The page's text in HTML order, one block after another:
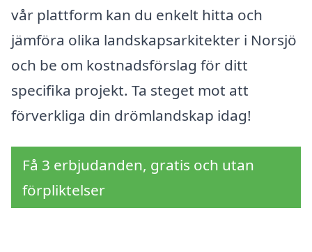
vår plattform kan du enkelt hitta och
jämföra olika landskapsarkitekter i Norsjö
och be om kostnadsförslag för ditt
specifika projekt. Ta steget mot att
förverkliga din drömlandskap idag!
Få 3 erbjudanden, gratis och utan
förpliktelser